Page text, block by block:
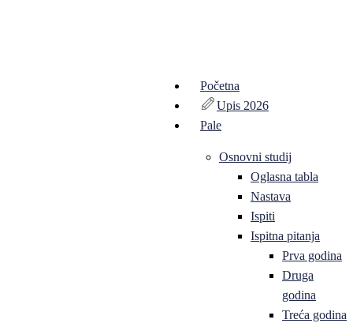
Početna
Upis 2026
Pale
Osnovni studij
Oglasna tabla
Nastava
Ispiti
Ispitna pitanja
Prva godina
Druga
godina
Treća godina